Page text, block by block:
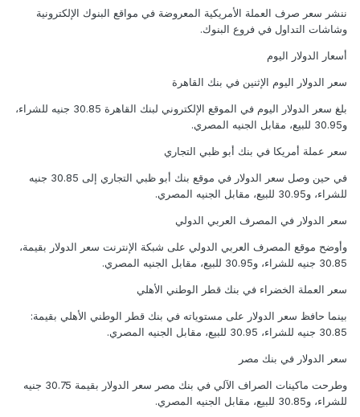
ننشر سعر صرف العملة الأمريكية المعروضة في مواقع البنوك الإلكترونية
وشاشات التداول في فروع البنوك.
أسعار الدولار اليوم
سعر الدولار اليوم الإثنين في بنك القاهرة
بلغ سعر الدولار اليوم في الموقع الإلكتروني لبنك القاهرة 30.85 جنيه للشراء،
و30.95 للبيع، مقابل الجنيه المصري.
سعر عملة أمريكا في بنك أبو ظبي التجاري
في حين وصل سعر الدولار في موقع بنك أبو ظبي التجاري إلى 30.85 جنيه
للشراء، و30.95 للبيع، مقابل الجنيه المصري.
سعر الدولار في المصرف العربي الدولي
وأوضح موقع المصرف العربي الدولي على شبكة الإنترنت سعر الدولار بقيمة،
30.85 جنيه للشراء، و30.95 للبيع، مقابل الجنيه المصري.
سعر العملة الخضراء في بنك قطر الوطني الأهلي
بينما حافظ سعر الدولار على مستوياته في بنك قطر الوطني الأهلي بقيمة:
30.85 جنيه للشراء، 30.95 للبيع، مقابل الجنيه المصري.
سعر الدولار في بنك مصر
وطرحت ماكينات الصراف الآلي في بنك مصر سعر الدولار بقيمة 30.75 جنيه
للشراء، و30.85 للبيع، مقابل الجنيه المصري.